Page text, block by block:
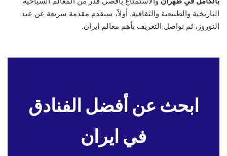
التاريخية والطبيعية والثقافية. أولاً، سنقدم مقدمة سريعة عن عيد
النوروز، ثم نواصل التعريف بأهم معالم إيران.
ابحث عن أفضل الفنادق
في ايران